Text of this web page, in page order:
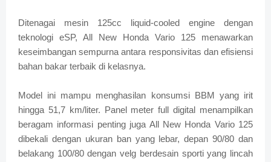
Ditenagai mesin 125cc liquid-cooled engine dengan
teknologi eSP, All New Honda Vario 125 menawarkan
keseimbangan sempurna antara responsivitas dan efisiensi
bahan bakar terbaik di kelasnya.
Model ini mampu menghasilan konsumsi BBM yang irit
hingga 51,7 km/liter. Panel meter full digital menampilkan
beragam informasi penting juga All New Honda Vario 125
dibekali dengan ukuran ban yang lebar, depan 90/80 dan
belakang 100/80 dengan velg berdesain sporti yang lincah